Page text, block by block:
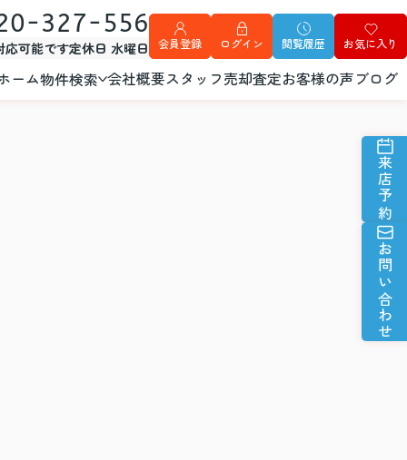
327-556
応可能です定休日 水曜日 会員登録 ログイン 閲覧履歴 お気に入り
ーム物件検索 会社概要スタッフ売却査定お客様の声ブログ
来店予約
お問い合わせ